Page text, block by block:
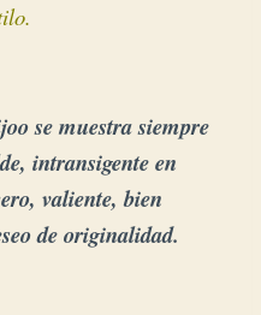
se muestra siempre
intransigente en
valiente, bien
de originalidad.